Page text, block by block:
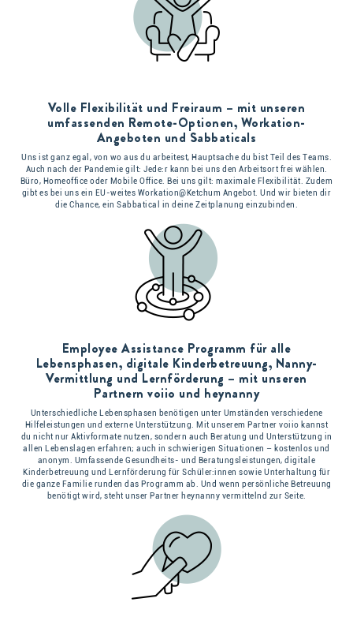
Volle Flexibilität und Freiraum – mit unseren
umfassenden Remote-Optionen, Workation-
Angeboten und Sabbaticals
Uns ist ganz egal, von wo aus du arbeitest, Hauptsache du bist Teil des Teams.
Auch nach der Pandemie gilt: Jede:r kann bei uns den Arbeitsort frei wählen.
Büro, Homeoffice oder Mobile Office. Bei uns gilt: maximale Flexibilität. Zudem
gibt es bei uns ein EU-weites Workation@Ketchum Angebot. Und wir bieten dir
die Chance, ein Sabbatical in deine Zeitplanung einzubinden.
Employee Assistance Programm für alle
Lebensphasen, digitale Kinderbetreuung, Nanny-
Vermittlung und Lernförderung – mit unseren
Partnern voiio und heynanny
Unterschiedliche Lebensphasen benötigen unter Umständen verschiedene
Hilfeleistungen und externe Unterstützung. Mit unserem Partner voiio kannst
du nicht nur Aktivformate nutzen, sondern auch Beratung und Unterstützung in
allen Lebenslagen erfahren; auch in schwierigen Situationen – kostenlos und
anonym. Umfassende Gesundheits- und Beratungsleistungen, digitale
Kinderbetreuung und Lernförderung für Schüler:innen sowie Unterhaltung für
die ganze Familie runden das Programm ab. Und wenn persönliche Betreuung
benötigt wird, steht unser Partner heynanny vermittelnd zur Seite.